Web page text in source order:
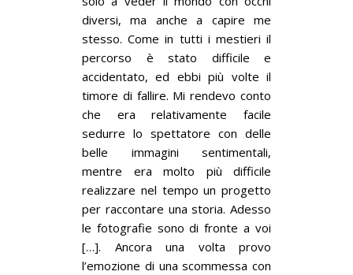
diversi, ma anche a capire me
stesso. Come in tutti i mestieri il
percorso è stato difficile e
accidentato, ed ebbi più volte il
timore di fallire. Mi rendevo conto
che era relativamente facile
sedurre lo spettatore con delle
belle immagini sentimentali,
mentre era molto più difficile
realizzare nel tempo un progetto
per raccontare una storia. Adesso
le fotografie sono di fronte a voi
[…]. Ancora una volta provo
l’emozione di una scommessa con